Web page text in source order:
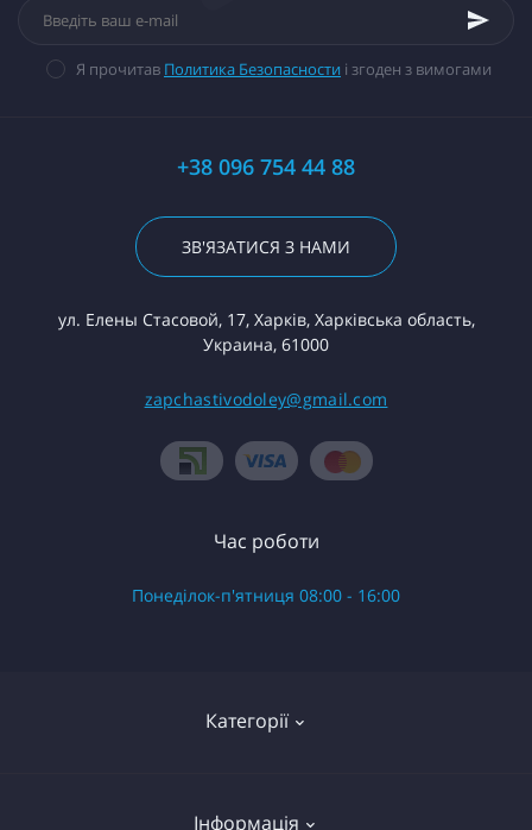
Я прочитав Политика Безопасности і згоден з вимогами
+38 096 754 44 88
ЗВ'ЯЗАТИСЯ З НАМИ
ул. Елены Стасовой, 17, Харків, Харківська область,
Украина, 61000
zapchastivodoley@gmail.com
Категорії
Готові вироби в зборі
Інформація
Час роботи
Понеділок-п'ятниця 08:00 - 16:00